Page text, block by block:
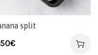
split
€